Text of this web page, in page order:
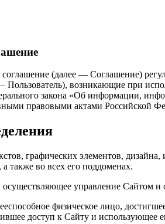
соглашение (далее — Соглашение)
возникающие при
закона «Об информации,
правовыми актами Российской
графических элементов,
также во всех его поддоменах.
управление Сайтом и
физическое лицо,
доступ к Сайту и использующее